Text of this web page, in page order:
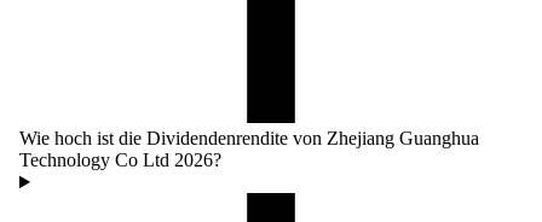
Wie hoch ist die Dividendenrendite von Zhejiang Guanghua
Technology Co Ltd 2026?